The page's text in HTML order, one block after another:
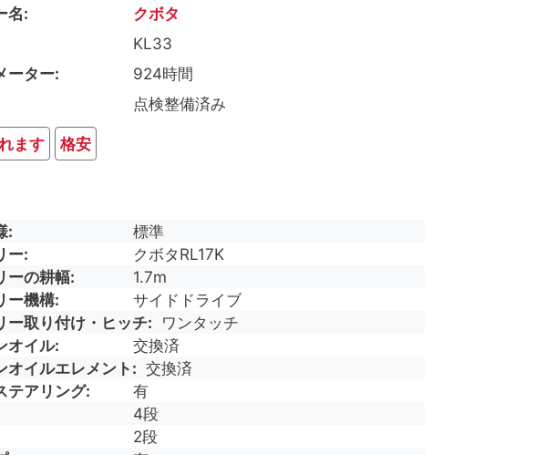
名
クボタ
KL33
ーター
924時間
点検整備済み
ます 格安
標準
ー
クボタRL17K
ーの耕幅
1.7m
ー機構
サイドドライブ
ー取り付け・ヒッチ
ワンタッチ
オイル
交換済
オイルエレメント
交換済
テアリング
有
4段
2段